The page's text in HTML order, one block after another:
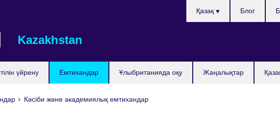
Kazakhstan
үйрену Емтихандар Ұлыбританияда оқу Жаңалықтар
таңдаңыз
Қазақ Блог
Кәсіби және академиялық емтихандар